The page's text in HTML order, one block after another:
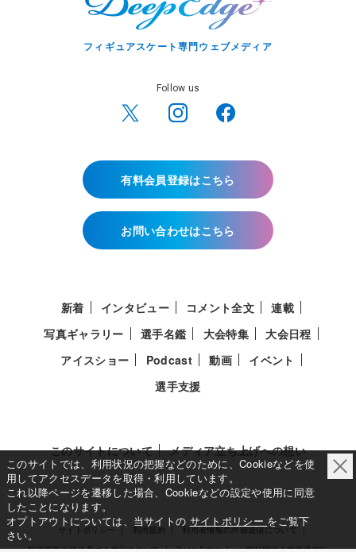
フィギュアスケート専門ウェブメディア
Follow us
有料会員登録はこちら
お問い合わせはこちら
新着 インタビュー コメント全文
連載
写真ギャラリー
選手名鑑 大会特集
大会日程
アイスショー
Podcast 動画
イベント
選手支援
このサイトについて メディア立ち上げへの想い
サイトポリシー 利用規約
利用者情報の外部送信について
特定商取引法に基づく表示について
Deep Edge 一般社団法人共同通信社
このサイトでは、利用状況の把握などのために、Cookieなどを使
用してアクセスデータを取得・利用しています。
これ以降ページを遷移した場合、Cookieなどの設定や使用に同意
したことになります。
オプトアウトについては、当サイトの サイトポリシー をご覧下
さい。